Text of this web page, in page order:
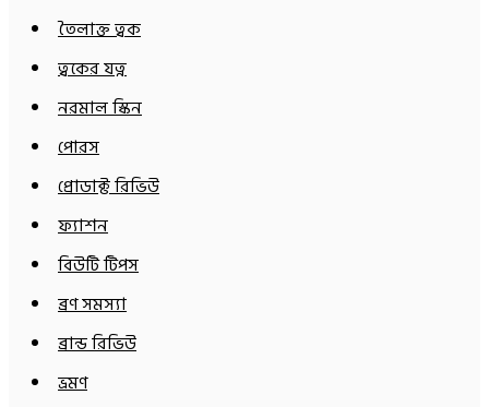
তৈলাক্ত ত্বক
ত্বকের যত্ন
নরমাল স্কিন
পোরস
প্রোডাক্ট রিভিউ
ফ্যাশন
বিউটি টিপস
ব্রণ সমস্যা
ব্রান্ড রিভিউ
ভ্রমণ